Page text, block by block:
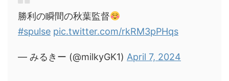
勝利の瞬間の秋葉監督
#spulse pic.twitter.com/rkRM3pPHqs
— みるきー (@milkyGK1) April 7, 2024